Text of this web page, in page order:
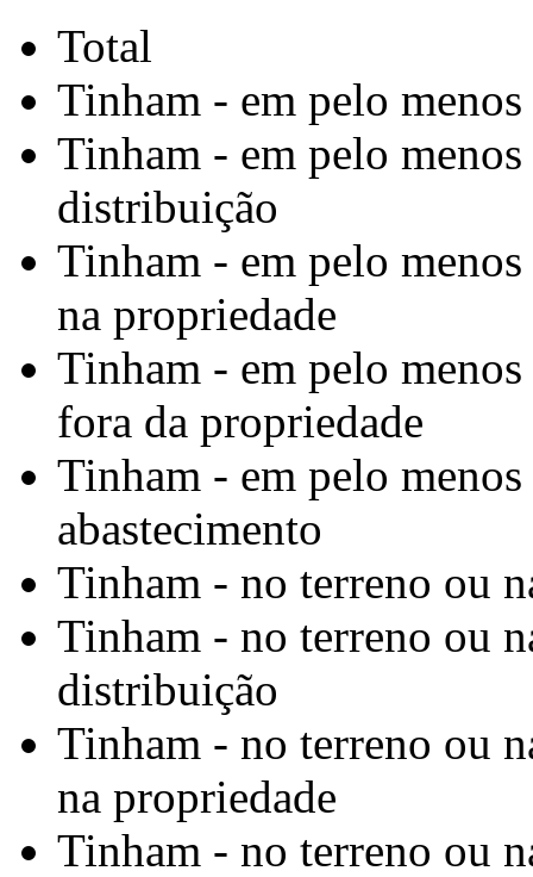
Total
Tinham - em pelo
Tinham - em pelo
distribuição
Tinham - em pelo
na propriedade
Tinham - em pelo
fora da propriedade
Tinham - em pelo
abastecimento
Tinham - no terreno ou
Tinham - no terreno ou
distribuição
Tinham - no terreno ou
na propriedade
Tinham - no terreno ou